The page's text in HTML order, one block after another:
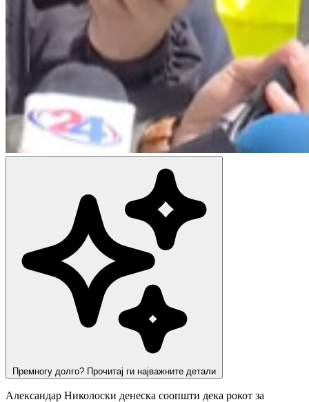
Премногу долго? Прочитај ги најважните детали
Александар Николоски денеска соопшти дека рокот за